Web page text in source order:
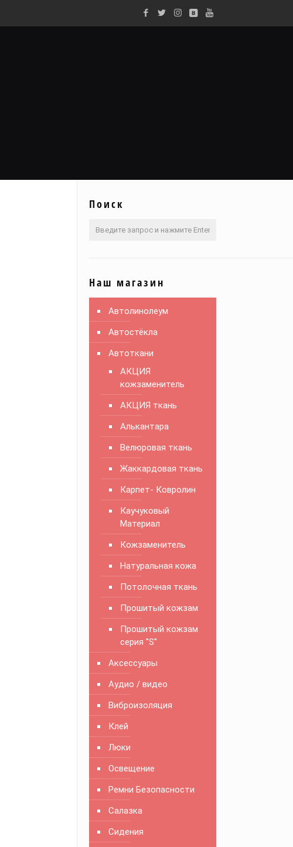
Поиск
Наш магазин
Автолинолеум
Автостёкла
Автоткани
АКЦИЯ
кожзаменитель
АКЦИЯ ткань
Алькантара
Велюровая ткань
Жаккардовая ткань
Карпет- Ковролин
Каучуковый
Материал
Кожзаменитель
Натуральная кожа
Потолочная ткань
Прошитый кожзам
Прошитый кожзам
серия "S"
Аксессуары
Аудио / видео
Виброизоляция
Клей
Люки
Освещение
Ремни Безопасности
Салазка
Сидения